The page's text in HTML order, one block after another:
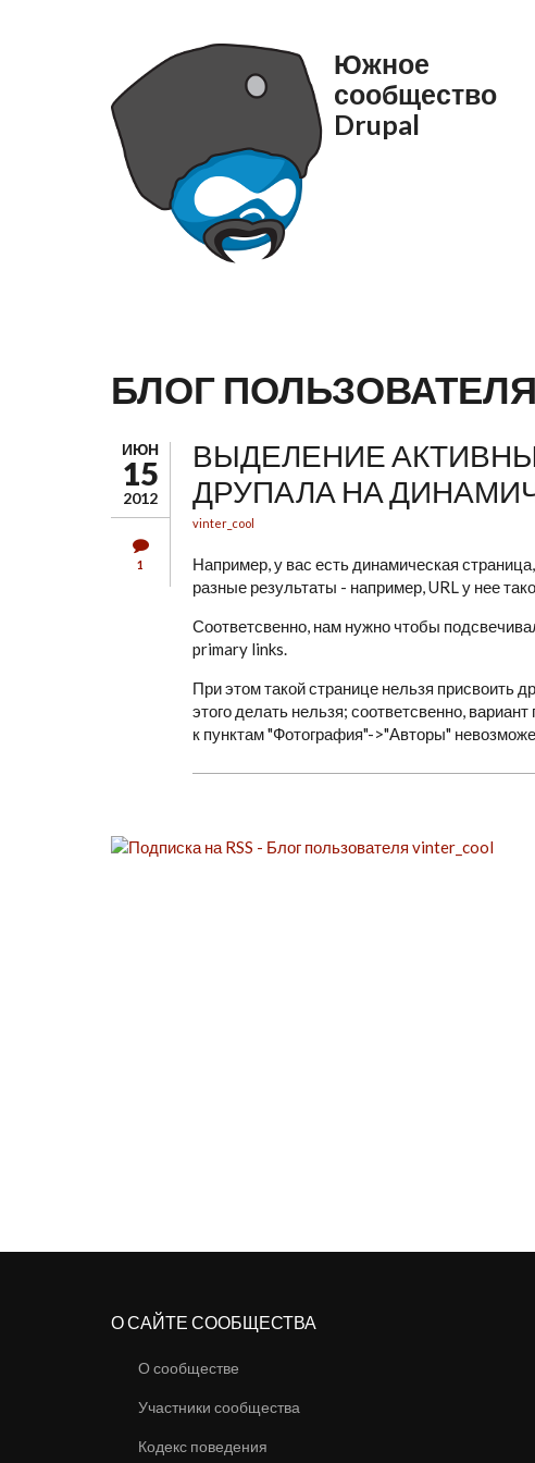
Южное
сообщество
Drupal
БЛОГ ПОЛЬЗОВАТЕЛЯ
ИЮН
15
2012
1
ВЫДЕЛЕНИЕ
ДРУПАЛА НА
vinter_cool
Например, у вас есть динамическая
разные результаты - например, URL у нее
Соответсвенно, нам нужно чтобы
primary links.
При этом такой странице нельзя присвоить
этого делать нельзя; соответсвенно,
к пунктам "Фотография"->"Авторы"
О САЙТЕ СООБЩЕСТВА
О сообществе
Участники сообщества
Кодекс поведения